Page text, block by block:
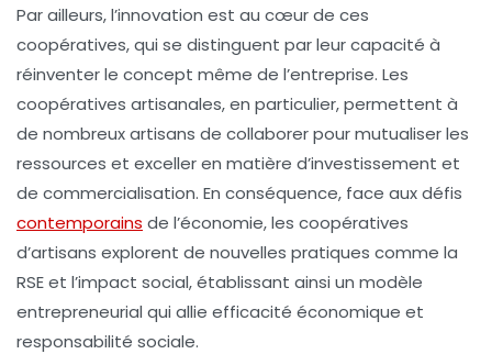
Par ailleurs, l’innovation est au cœur de ces
coopératives, qui se distinguent par leur capacité à
réinventerle concept même de l’entreprise. Les
coopératives artisanales, en particulier, permettent à
de nombreux artisans de collaborer pour mutualiser les
ressources et exceller en matière d’investissement et
de commercialisation. En conséquence, face aux défis
contemporains de l’économie, les coopératives
d’artisans explorent de nouvelles pratiques comme la
RSEet l’impact social, établissant ainsi un modèle
entrepreneurial qui allie efficacité économique et
responsabilité sociale.